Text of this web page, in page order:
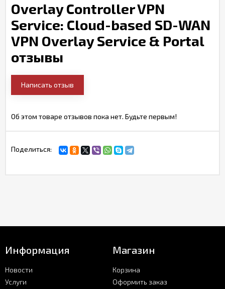
Overlay Controller VPN
Service: Cloud-based SD-WAN
VPN Overlay Service & Portal
отзывы
Написать отзыв
Об этом товаре отзывов пока нет. Будьте первым!
Поделиться:
Информация
Новости
Услуги
Магазин
Корзина
Оформить заказ